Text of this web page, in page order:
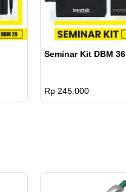
Seminar Kit DBM 36
Rp 245.000